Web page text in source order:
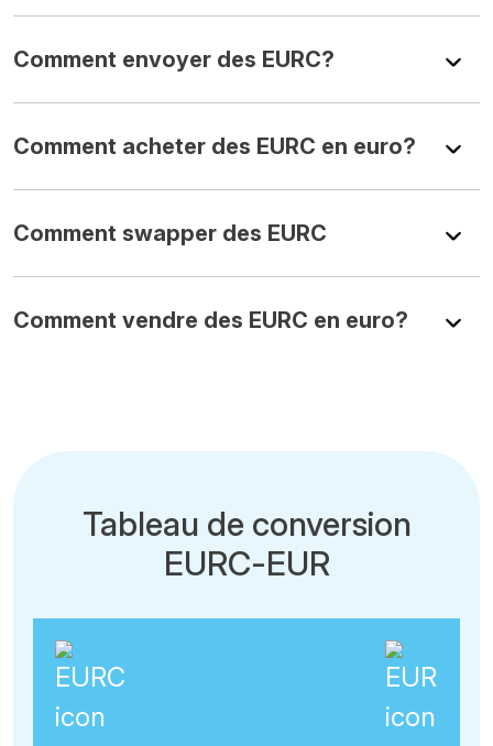
Comment envoyer des EURC?
Comment acheter des EURC en euro?
Comment swapper des EURC
Comment vendre des EURC en euro?
Tableau de conversion
EURC-EUR